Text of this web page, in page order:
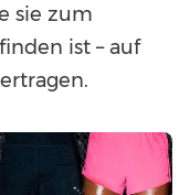
sie zum
ist – auf